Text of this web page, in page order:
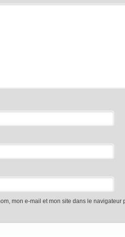
mon e-mail et mon site dans le navigateur